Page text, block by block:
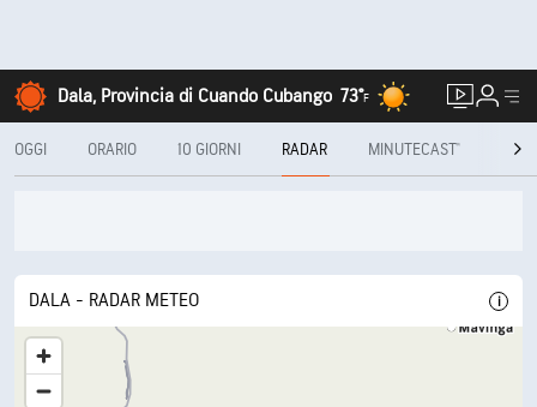
Dala, Provincia di Cuando Cubango 73°F
OGGI ORARIO 10 GIORNI RADAR MINUTECAST®
DALA - RADAR METEO